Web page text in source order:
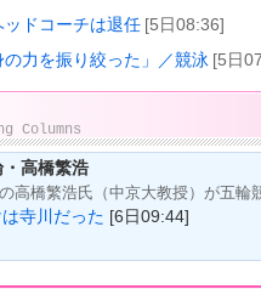
ドコーチは退任 [5日08:36]
力を振り絞った」／競泳 [5日
Columns
高橋繁浩
高橋繁浩氏（中京大教授）が五輪
寺川だった [6日09:44]